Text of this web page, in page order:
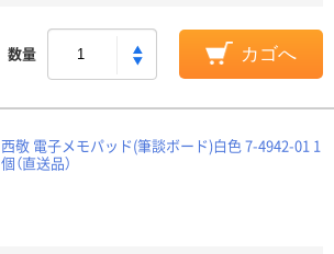
数量 カゴへ
西敬 電子メモパッド(筆談ボード)白色 7-4942-01 1
個（直送品）